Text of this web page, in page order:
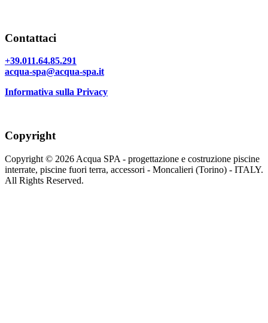
Contattaci
+39.011.64.85.291
acqua-spa@acqua-spa.it
Informativa sulla Privacy
Copyright
Copyright © 2026 Acqua SPA - progettazione e costruzione piscine
interrate, piscine fuori terra, accessori - Moncalieri (Torino) - ITALY.
All Rights Reserved.